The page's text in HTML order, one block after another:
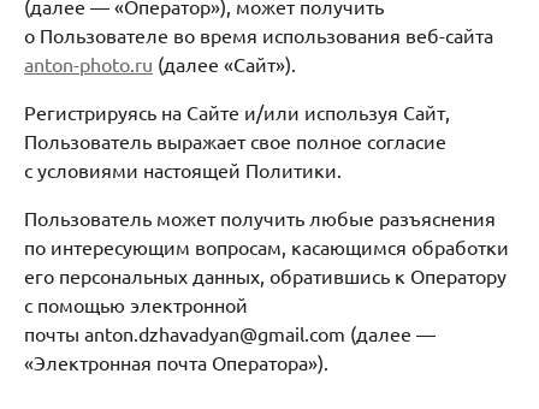
(далее — «Оператор»), может получить
о Пользователе во время использования веб-сайта
anton-photo.ru (далее «Сайт»).
Регистрируясь на Сайте и/или используя Сайт,
Пользователь выражает свое полное согласие
с условиями настоящей Политики.
Пользователь может получить любые разъяснения
по интересующим вопросам, касающимся обработки
его персональных данных, обратившись к Оператору
с помощью электронной
почты anton.dzhavadyan@gmail.com (далее —
«Электронная почта Оператора»).